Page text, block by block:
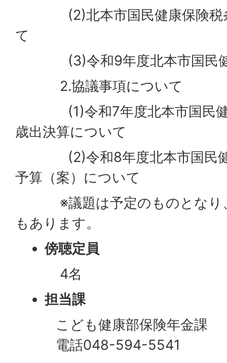
(2)北本市国民健康保険税条
て
(3)令和9年度北本市国民健
2.協議事項について
(1)令和7年度北本市国民健
歳出決算について
(2)令和8年度北本市国民健
予算（案）について
※議題は予定のものとなり、
もあります。
傍聴定員
4名
担当課
こども健康部保険年金課
電話048-594-5541